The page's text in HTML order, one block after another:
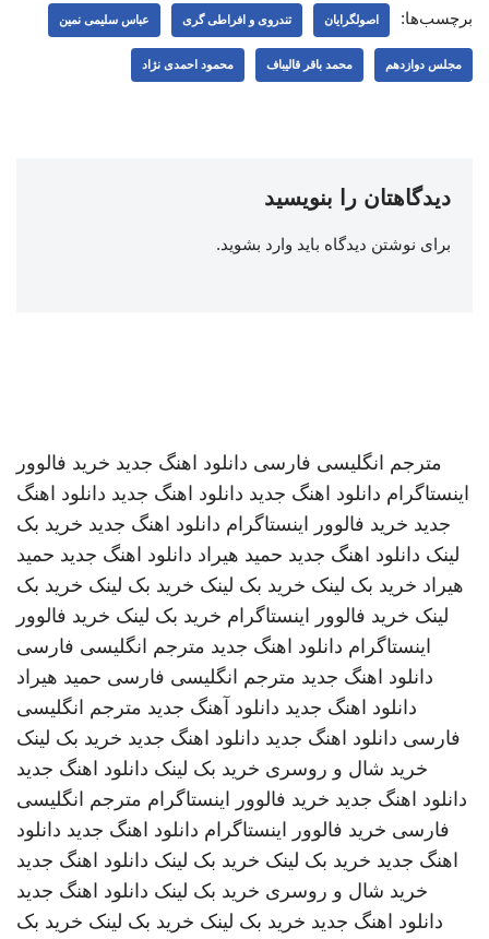
برچسب‌ها: اصولگرایان تندروی و افراطی گری عباس سلیمی نمین
مجلس دوازدهم محمد باقر قالیباف محمود احمدی ‌نژاد
دیدگاهتان را بنویسید
برای نوشتن دیدگاه باید وارد بشوید.
مترجم انگلیسی فارسی دانلود اهنگ جدید خرید فالوور
اینستاگرام دانلود اهنگ جدید دانلود اهنگ جدید دانلود اهنگ
جدید خرید فالوور اینستاگرام دانلود اهنگ جدید خرید بک
لینک دانلود اهنگ جدید حمید هیراد دانلود اهنگ جدید حمید
هیراد خرید بک لینک خرید بک لینک خرید بک لینک خرید بک
لینک خرید فالوور اینستاگرام خرید بک لینک خرید فالوور
اینستاگرام دانلود اهنگ جدید مترجم انگلیسی فارسی
دانلود اهنگ جدید مترجم انگلیسی فارسی حمید هیراد
دانلود اهنگ جدید دانلود آهنگ جدید مترجم انگلیسی
فارسی دانلود اهنگ جدید دانلود اهنگ جدید خرید بک لینک
خرید شال و روسری خرید بک لینک دانلود اهنگ جدید
دانلود اهنگ جدید خرید فالوور اینستاگرام مترجم انگلیسی
فارسی خرید فالوور اینستاگرام دانلود اهنگ جدید دانلود
اهنگ جدید خرید بک لینک خرید بک لینک دانلود اهنگ جدید
خرید شال و روسری خرید بک لینک دانلود اهنگ جدید
دانلود اهنگ جدید خرید بک لینک خرید بک لینک خرید بک